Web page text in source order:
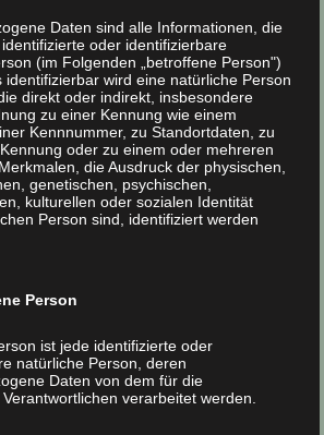
durch
/ Hohlraumdämmung /
Daten sind alle Informationen, die
oder identifizierbare
(im Folgenden „betroffene Person")
identifizierbar wird eine natürliche Person
direkt oder indirekt, insbesondere
zu einer Kennung wie einem
Kennnummer, zu Standortdaten, zu
oder zu einem oder mehreren
die Ausdruck der physischen,
genetischen, psychischen,
kulturellen oder sozialen Identität
Person sind, identifiziert werden
Person
ist jede identifizierte oder
natürliche Person, deren
Daten von dem für die
verarbeitet werden.